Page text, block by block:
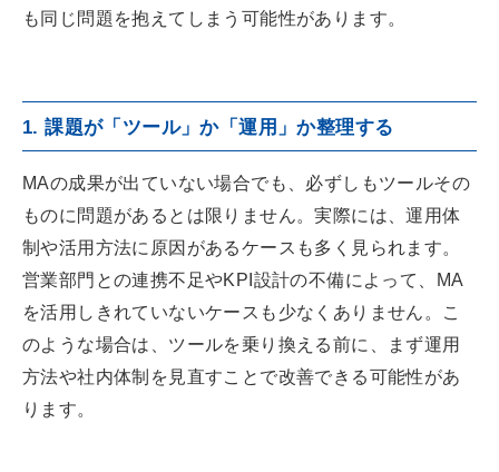
も同じ問題を抱えてしまう可能性があります。
1. 課題が「ツール」か「運用」か整理する
MAの成果が出ていない場合でも、必ずしもツールその
ものに問題があるとは限りません。実際には、運用体
制や活用方法に原因があるケースも多く見られます。
営業部門との連携不足やKPI設計の不備によって、MA
を活用しきれていないケースも少なくありません。こ
のような場合は、ツールを乗り換える前に、まず運用
方法や社内体制を見直すことで改善できる可能性があ
ります。